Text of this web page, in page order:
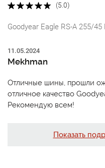
(5.0)
Goodyear Eagle RS-A 255/45
11.05.2024
Mekhman
Отличные шины, прошли
отличное качество
Рекомендую всем!
Показать